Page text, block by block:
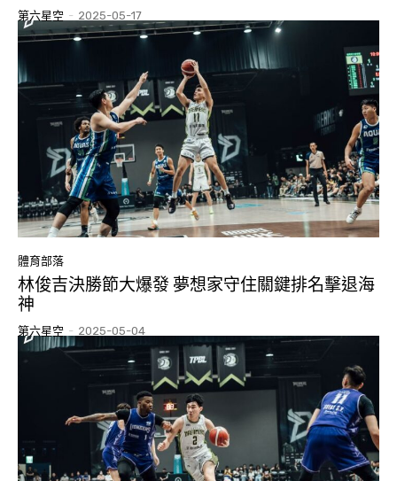
第六星空 - 2025-05-17
體育部落
林俊吉決勝節大爆發 夢想家守住關鍵排名擊退海
神
第六星空 - 2025-05-04